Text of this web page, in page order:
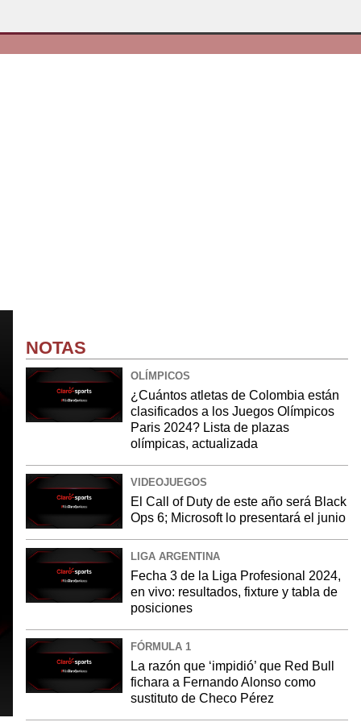
NOTAS
OLÍMPICOS
¿Cuántos atletas de Colombia están
clasificados a los Juegos Olímpicos
Paris 2024? Lista de plazas
olímpicas, actualizada
VIDEOJUEGOS
El Call of Duty de este año será Black
Ops 6; Microsoft lo presentará el junio
LIGA ARGENTINA
Fecha 3 de la Liga Profesional 2024,
en vivo: resultados, fixture y tabla de
posiciones
FÓRMULA 1
La razón que ‘impidió’ que Red Bull
fichara a Fernando Alonso como
sustituto de Checo Pérez